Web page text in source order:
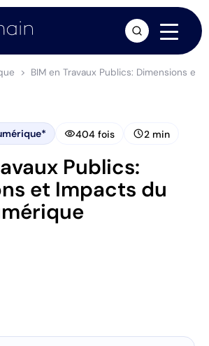
BIM en Travaux Publics: Dimensions et
visibility404 fois schedule2 min
Publics:
et Impacts du
arrow_forward